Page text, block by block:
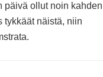
päivä ollut noin kahden
tykkäät näistä, niin